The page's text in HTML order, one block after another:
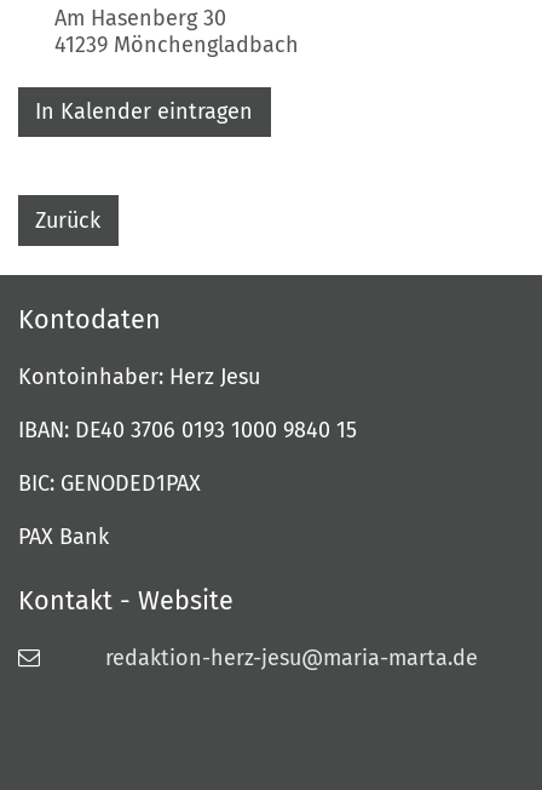
Am Hasenberg 30
41239 Mönchengladbach
In Kalender eintragen
Zurück
Kontodaten
Kontoinhaber: Herz Jesu
IBAN: DE40 3706 0193 1000 9840 15
BIC: GENODED1PAX
PAX Bank
Kontakt - Website
redaktion-herz-jesu@maria-marta.de